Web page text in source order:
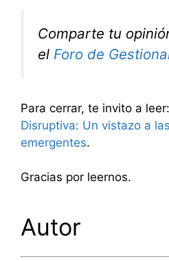
Comparte tu
el Foro de
Para cerrar, te invito a leer:
Disruptiva: Un vistazo a
emergentes.
Gracias por leernos.
Autor